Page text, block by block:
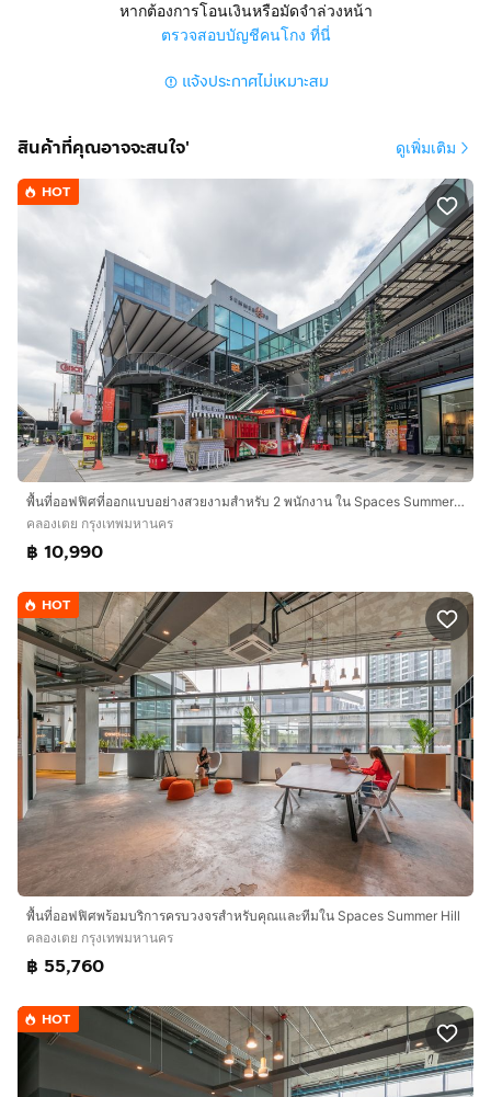
ในฐานะสมาชิก Spaces คุณเข้าร่วมชุมชนของมืออาชีพ
ของคุณแล้วเริ่มงานได้เลยใน business club ของเรา พื้นที่
ด้วยเมมเบอร์ชิปเริ่มต้นที่ THB 2150 คุณจะได้รับการเข้าถึง
พื้นที่ทำงานและบริการที่หลากหลายทันทีในทุกสถานที่
Spaces ทั่วโลก – เพื่อให้แน่ใจว่าคุณจะพบสถานที่ที่สมบูรณ์
แบบสำหรับทุกความต้องการทางธุรกิจ
เมมเบอร์ชิป Spaces ประกอบด้วย:
• พื้นที่ทำงานแบบไม่จองล่วงหน้าใน business club ของเรา
สำหรับคุณและแขกหนึ่งท่าน
• การเข้าใช้เครือข่ายทั่วโลกของเราแบบไม่จำกัดซึ่งมีสถาน
ที่หลายพันแห่งทั่วโลกในช่วงเวลาทำการ
• เทคโนโลยีและ Wi-Fi ระดับธุรกิจที่ปลอดภัย
• เครื่องพิมพ์และการเข้าถึงฝ่ายสนับสนุนงานธุรการ
• ทีมต้อนรับและทีมสนับสนุนที่เป็นมิตร
• บริการทำความสะอาด ค่าสาธารณูปโภค และระบบรักษา
ความปลอดภัย
• กิจกรรมสร้างเครือข่ายและกิจกรรมชุมชนเป็นประจำ
• จองและจัดการบัญชีได้ง่ายผ่านแอปของเรา
โปรดทราบ: รูปภาพทั้งหมดในประกาศนี้เป็นภาพจากสถานที่
Spaces แต่อาจไม่ตรงกับสถานที่นี้โดยเฉพาะ
ติดต่อเรา"
หากต้องการโอนเงินหรือมัดจำล่วงหน้า
ตรวจสอบบัญชีคนโกง ที่นี่
แจ้งประกาศไม่เหมาะสม
สินค้าที่คุณอาจจะสนใจ' ดูเพิ่มเติม
HOT
พื้นที่ออฟฟิศที่ออกแบบอย่างสวยงามสำหรับ 2 พนักงาน ใน Spaces Summer Hill
คลองเตย กรุงเทพมหานคร
฿ 10,990
HOT
พื้นที่ออฟฟิศพร้อมบริการครบวงจรสำหรับคุณและทีมใน Spaces Summer Hill
คลองเตย กรุงเทพมหานคร
฿ 55,760
HOT